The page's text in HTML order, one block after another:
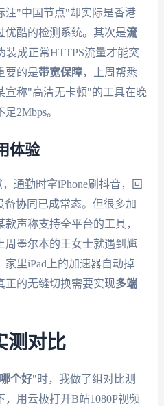
注"中国节点"却实际是香港
优酷的检测系统。其次是流
装成正常HTTPS流量才能突
要的是带宽保障，上周帮悉
宣称"高清无卡顿"的工具在晚
2Mbps。
体验
通勤时拿iPhone刷抖音，回
协同已成常态。但很多加
款声称支持全平台的工具，
周墨尔本的王女士就遇到尴
里iPad上的加速器自动掉
正的无缝切换需要实现多端
测对比
个好"时，我做了组对比测
用云极打开B站1080P视频